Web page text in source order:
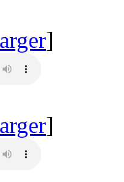
]
]